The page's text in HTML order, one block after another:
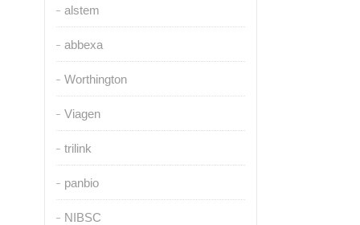
alstem
abbexa
Worthington
Viagen
trilink
panbio
NIBSC